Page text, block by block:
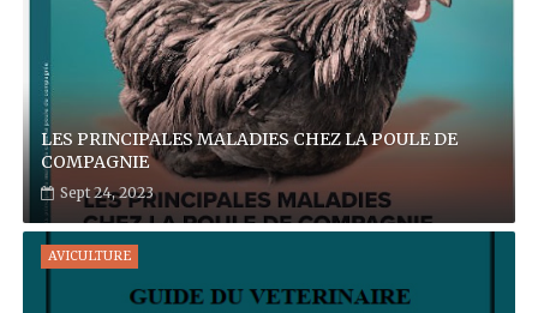
LES PRINCIPALES MALADIES CHEZ LA POULE DE
COMPAGNIE
Sept 24, 2023
AVICULTURE